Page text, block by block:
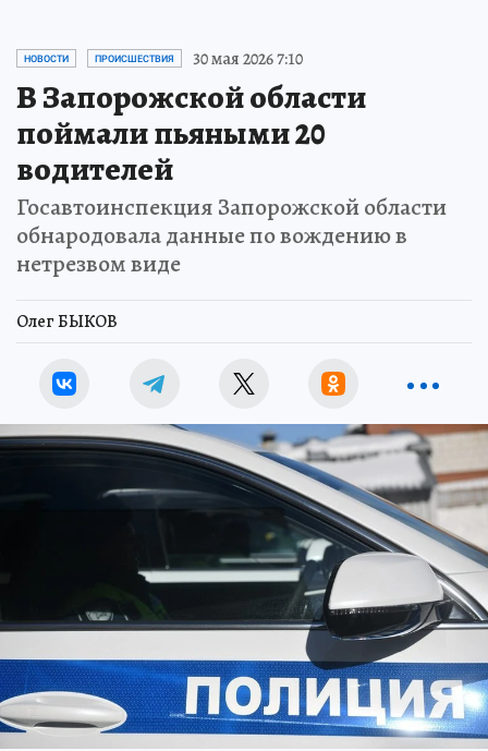
НОВОСТИ ПРОИСШЕСТВИЯ 30 мая 2026 7:10
В Запорожской области
поймали пьяными 20
водителей
Госавтоинспекция Запорожской области
обнародовала данные по вождению в
нетрезвом виде
Олег БЫКОВ